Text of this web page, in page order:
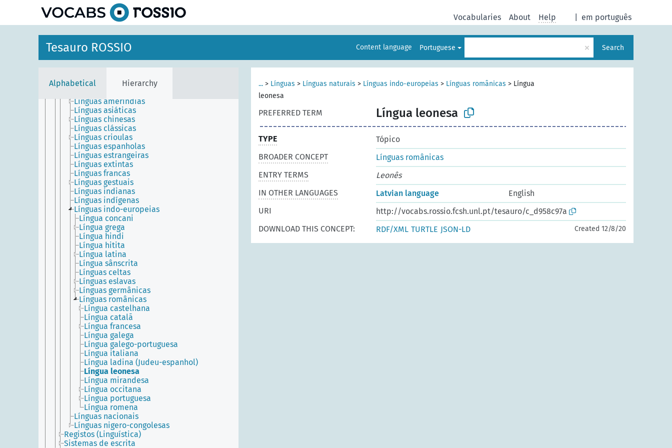
em português
Vocabularies About Help
Tesauro ROSSIO Content language Portuguese × Search
Alphabetical Hierarchy
Língua basca
Língua etrusca
Língua húngara
Língua malaia
Língua materna
Língua tétum
Línguas africanas
Línguas ameríndias
Línguas asiáticas
Línguas chinesas
Línguas clássicas
Línguas crioulas
Línguas espanholas
Línguas estrangeiras
Línguas extintas
Línguas francas
Línguas gestuais
Línguas indianas
Línguas indígenas
Línguas indo-europeias
Língua concani
Língua grega
Língua hindi
Língua hitita
Língua latina
Língua sânscrita
Línguas celtas
Línguas eslavas
Línguas germânicas
Línguas românicas
Língua castelhana
Língua catalã
Língua francesa
Língua galega
Língua galego-portuguesa
Língua italiana
Língua ladina (Judeu-espanhol)
Língua leonesa
Língua mirandesa
Língua occitana
Língua portuguesa
Língua romena
Línguas nacionais
Línguas nigero-congolesas
Registos (Linguística)
Sistemas de escrita
... > Línguas > Línguas naturais > Línguas indo-europeias > Línguas românicas > Língua
leonesa
PREFERRED TERM Língua leonesa
TYPE
Tópico
BROADER CONCEPT
Línguas românicas
ENTRY TERMS
Leonês
IN OTHER LANGUAGES
Latvian language
English
URI
http://vocabs.rossio.fcsh.unl.pt/tesauro/c_d958c97a
DOWNLOAD THIS CONCEPT:
RDF/XML TURTLE JSON-LD Created 12/8/20